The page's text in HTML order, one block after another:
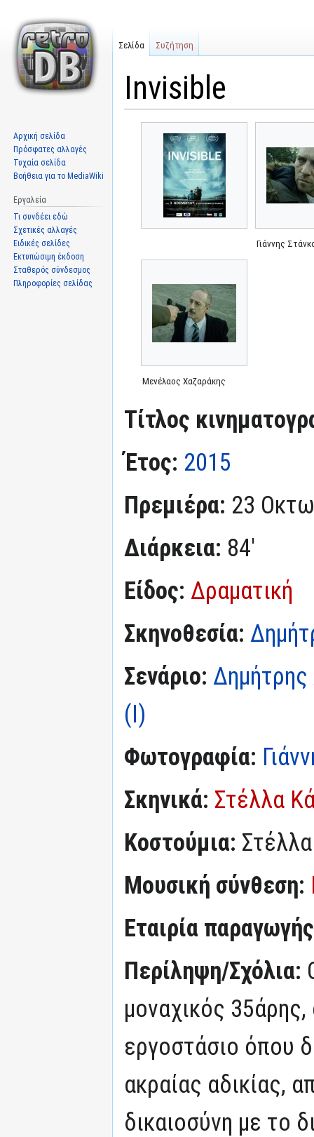
Invisible
αναζήτηση
Γιάννης
Μενέλαος Χαζαράκης
Τίτλος
Έτος: 2015
Πρεμιέρα: 23
Διάρκεια: 84'
Είδος: Δραματική
Σκηνοθεσία:
Σενάριο: Δημήτρης
(I)
Φωτογραφία:
Σκηνικά: Στέλλα
Κοστούμια:
Μουσική σύνθεση:
Εταιρία
Περίληψη/Σχόλια:
μοναχικός
εργοστάσιο όπου
ακραίας αδικίας,
δικαιοσύνη με το
Σελίδα Συζήτηση
Αρχική σελίδα
Πρόσφατες αλλαγές
Τυχαία σελίδα
Βοήθεια για το MediaWiki
Εργαλεία
Τι συνδέει εδώ
Σχετικές αλλαγές
Ειδικές σελίδες
Εκτυπώσιμη έκδοση
Σταθερός σύνδεσμος
Πληροφορίες σελίδας